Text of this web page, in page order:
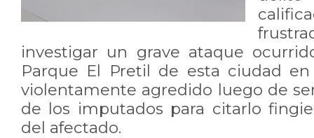
investigar un grave ataque
Parque El Pretil de esta ciudad
violentamente agredido luego de
de los imputados para citarlo
del afectado.